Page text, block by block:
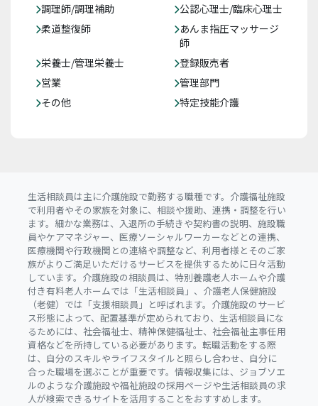
調理師/調理補助
公認心理士/臨床心理士
柔道整復師
あんま指圧マッサージ
師
栄養士/管理栄養士
登録販売者
営業
管理部門
その他
特定技能介護
生活相談員は主に介護施設で勤務する職種です。介護福祉施設
で利用者やその家族を対象に、相談や援助、連携・調整を行い
ます。細かな業務は、入退所の手続きや契約書の説明、施設職
員やケアマネジャー、医療ソーシャルワーカーなどとの連携、
医療機関や行政機関との連絡や調整など、利用者様とそのご家
族がよりご満足いただけるサービスを提供するために日々活動
しています。介護施設の相談員は、特別養護老人ホームや介護
付き有料老人ホームでは「生活相談員」、介護老人保健施設
（老健）では「支援相談員」と呼ばれます。介護施設のサービ
ス形態によって、配置基準が定められており、生活相談員にな
るためには、社会福祉士、精神保健福祉士、社会福祉主事任用
資格などを所持している必要があります。転職活動をする際
は、自分のスキルやライフスタイルと照らし合わせ、自分に
合った職場を選ぶことが重要です。情報収集には、ジョブソエ
ルのような介護施設や福祉施設の採用ページや生活相談員の求
人が検索できるサイトを活用することをおすすめします。